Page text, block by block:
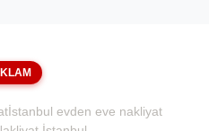
İstanbul evden eve nakliyat